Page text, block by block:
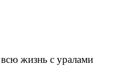
жизнь с уралами